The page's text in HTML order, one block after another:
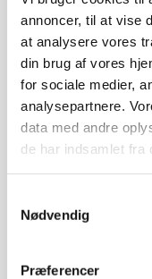
annoncer, til at vise
at analysere vores
din brug af vores
for sociale medier,
analysepartnere.
data med andre
de har indsamlet fra
Nødvendig
Præferencer